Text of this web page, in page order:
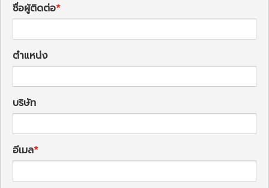
ชื่อผู้ติดต่อ
ตำแหน่ง
บริษัท
อีเมล